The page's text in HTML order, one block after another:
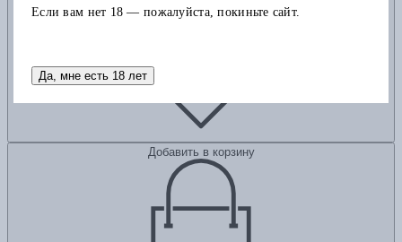
Добавить в корзину
Если вам нет 18 — пожалуйста, покиньте сайт.
Да, мне есть 18 лет